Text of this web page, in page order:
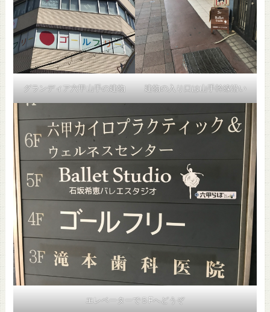
グランディア六甲山手の建物 建物の入り口は山手幹線沿い
エレベーターで５Fへどうぞ